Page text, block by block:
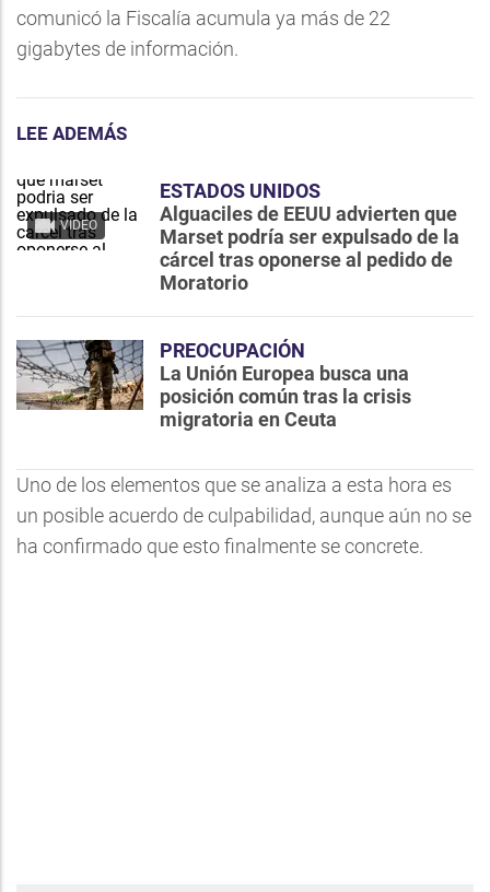
comunicó la Fiscalía acumula ya más de 22
gigabytes de información.
LEE ADEMÁS
VIDEO
ESTADOS UNIDOS
Alguaciles de EEUU advierten que
Marset podría ser expulsado de la
cárcel tras oponerse al pedido de
Moratorio
PREOCUPACIÓN
La Unión Europea busca una
posición común tras la crisis
migratoria en Ceuta
Uno de los elementos que se analiza a esta hora es
un posible acuerdo de culpabilidad, aunque aún no se
ha confirmado que esto finalmente se concrete.